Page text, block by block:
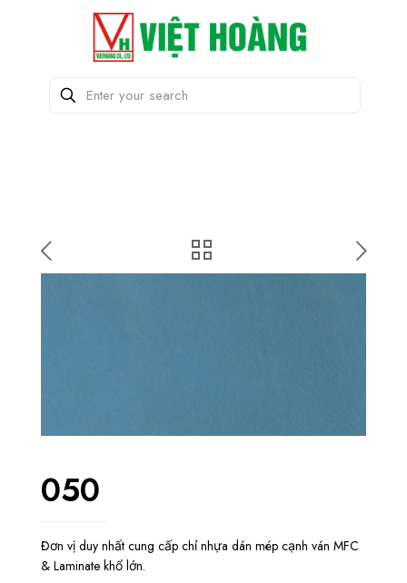
050
Đơn vị duy nhất cung cấp chỉ nhựa dán mép cạnh ván MFC
& Laminate khổ lớn.